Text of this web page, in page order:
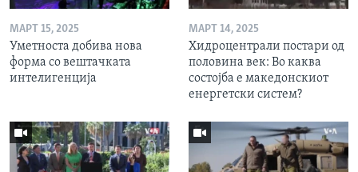
МАРТ 15, 2025
Уметноста добива нова
форма со вештачката
интелигенција
МАРТ 14, 2025
Хидроцентрали постари од
половина век: Во каква
состојба е македонскиот
енергетски систем?